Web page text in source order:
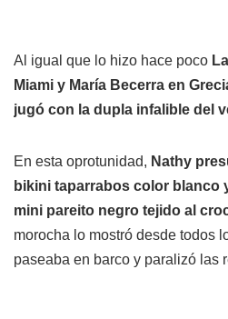
Al igual que lo hizo hace poco
Miami y María Becerra en
jugó con la dupla infalible del
En esta oprotunidad, Nathy
bikini taparrabos color blanco
mini pareito negro tejido al
morocha lo mostró desde todos
paseaba en barco y paralizó las